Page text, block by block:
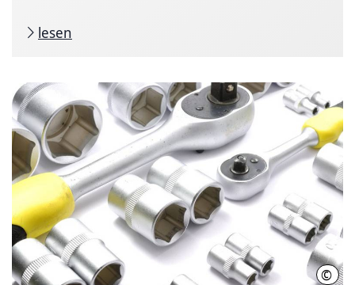
lesen
©